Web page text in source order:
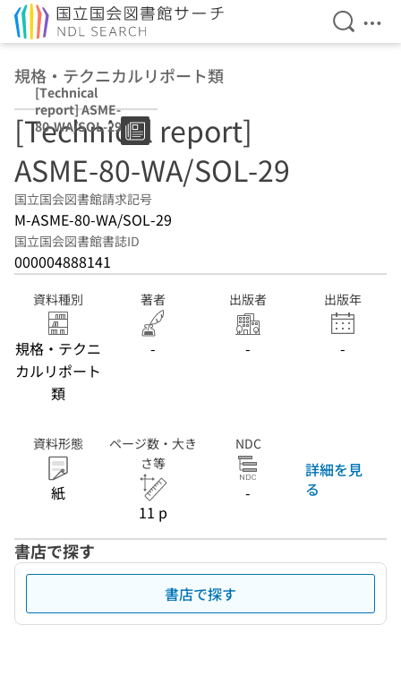
検索を
メ
規格・テクニカルリポート類
[Technical
report] ASME-
80-WA/SOL-29
[Technical report]
ASME-80-WA/SOL-29
国立国会図書館請求記号
M-ASME-80-WA/SOL-29
国立国会図書館書誌ID
000004888141
資料種別
規格・テクニ
カルリポート
類
著者
-
出版者
-
出版年
-
資料形態
紙
ページ数・大き
さ等
11 p
NDC
-
詳細を見
る
書店で探す
書店で探す